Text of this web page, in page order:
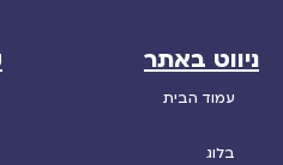
ניווט באתר
עמוד הבית
בלוג